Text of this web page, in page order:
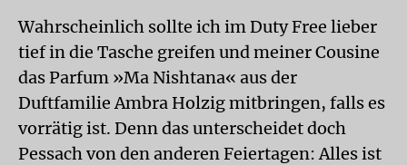
Wahrscheinlich sollte ich im Duty Free lieber
tief in die Tasche greifen und meiner Cousine
das Parfum »Ma Nishtana« aus der
Duftfamilie Ambra Holzig mitbringen, falls es
vorrätig ist. Denn das unterscheidet doch
Pessach von den anderen Feiertagen: Alles ist